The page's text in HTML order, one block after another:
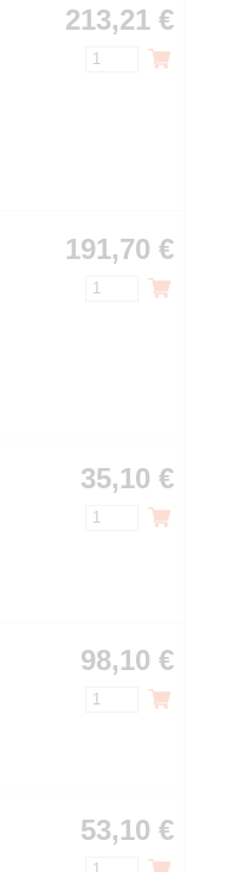
213,21 €
191,70 €
35,10 €
98,10 €
53,10 €